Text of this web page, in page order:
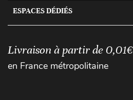
ESPACES DÉDIÉS
Livraison à partir de 0,01€
en France métropolitaine